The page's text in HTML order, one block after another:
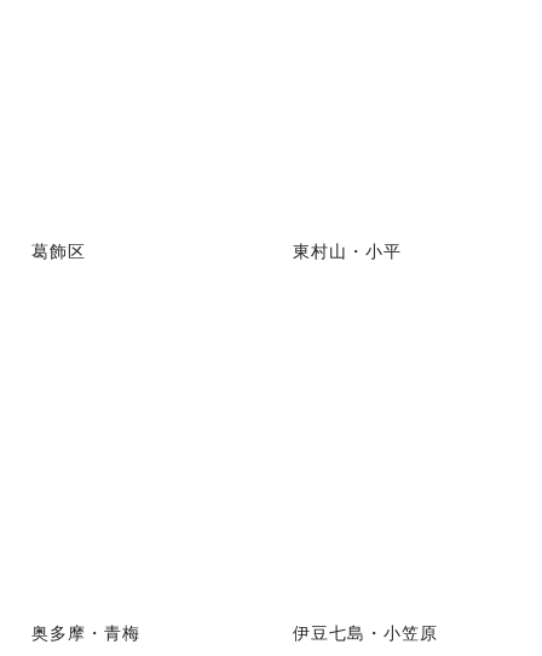
葛飾区 東村山・小平
奥多摩・青梅 伊豆七島・小笠原